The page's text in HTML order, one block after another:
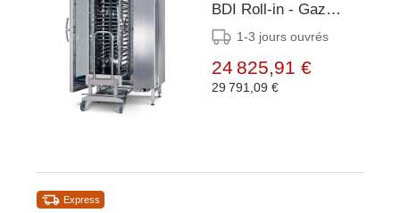
BDI Roll-in - Gaz
42kW - 20x/15x EN
Train de roulement et
chariot -
1-3 jours ouvrés
24 825,91 €
29 791,09 €
Express